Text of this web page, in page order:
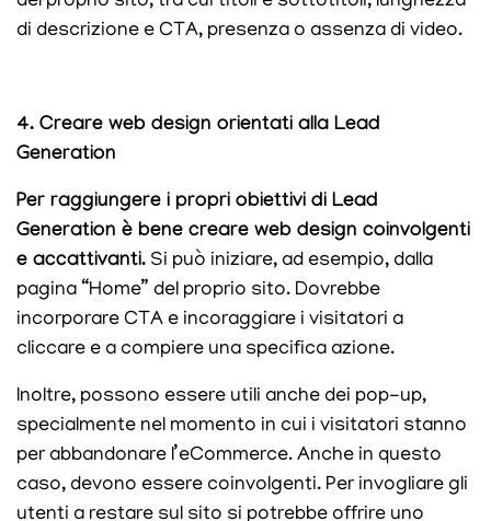
di descrizione e CTA, presenza o assenza di video.
4. Creare web design orientati alla Lead
Generation
Per raggiungere i propri obiettivi di Lead
Generation è bene creare web design coinvolgenti
e accattivanti. Si può iniziare, ad esempio, dalla
pagina “Home” del proprio sito. Dovrebbe
incorporare CTA e incoraggiare i visitatori a
cliccare e a compiere una specifica azione.
Inoltre, possono essere utili anche dei pop-up,
specialmente nel momento in cui i visitatori stanno
per abbandonare l’eCommerce. Anche in questo
caso, devono essere coinvolgenti. Per invogliare gli
utenti a restare sul sito si potrebbe offrire uno